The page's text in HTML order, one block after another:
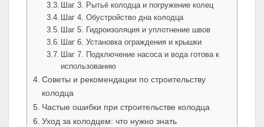
Шаг 3. Рытьё колодца и погружение колец
Шаг 4. Обустройство дна колодца
Шаг 5. Гидроизоляция и уплотнение швов
Шаг 6. Установка ограждения и крышки
Шаг 7. Подключение насоса и вода готова к
использованию
Советы и рекомендации по строительству
колодца
Частые ошибки при строительстве колодца
Уход за колодцем: что нужно знать